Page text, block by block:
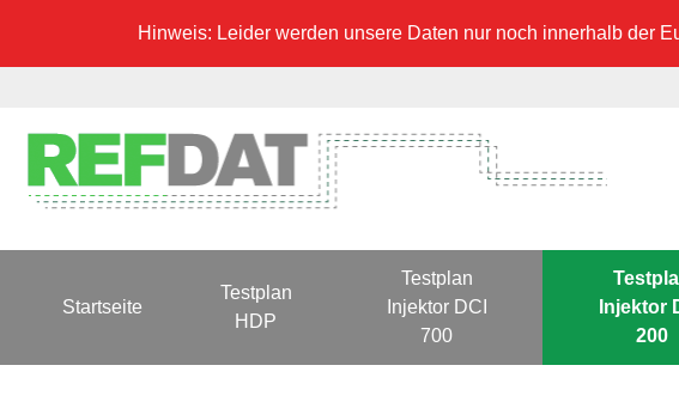
Hinweis: Leider werden unsere Daten nur noch innerhalb der
Startseite
Testplan
HDP
Testplan
Injektor DCI
700
Injektor
200